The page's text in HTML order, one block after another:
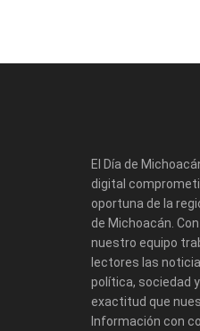
El Día de
digital
oportuna de la
de Michoacán.
nuestro equipo
lectores las
política, sociedad
exactitud que
Información con